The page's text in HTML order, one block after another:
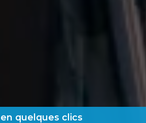
quelques clics